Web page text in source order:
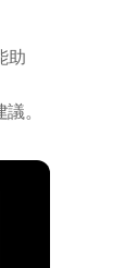
助
。